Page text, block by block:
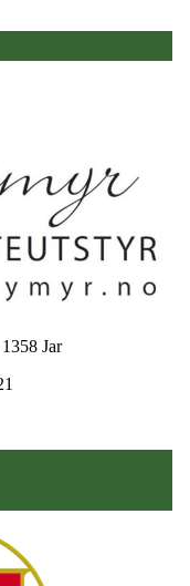
Jar